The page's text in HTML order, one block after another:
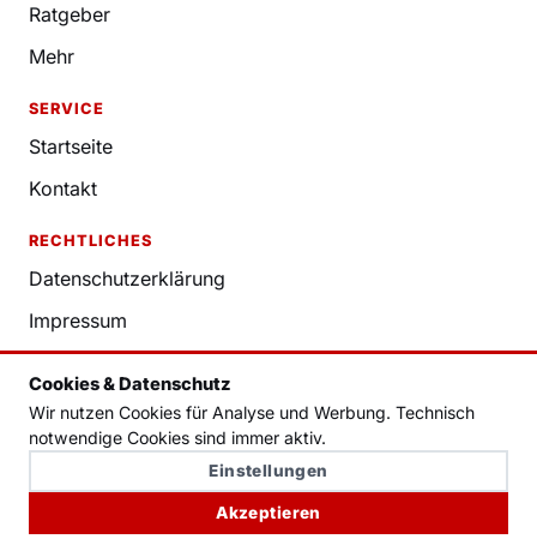
Cookies & Datenschutz
Wir nutzen Cookies für Analyse und Werbung. Technisch
notwendige Cookies sind immer aktiv.
Einstellungen
Akzeptieren
Ratgeber
Mehr
SERVICE
Startseite
Kontakt
RECHTLICHES
Datenschutzerklärung
Impressum
Nutzungsbedingungen
Redaktion
Cookie-Einstellungen
© NADR. Alle Rechte vorbehalten.